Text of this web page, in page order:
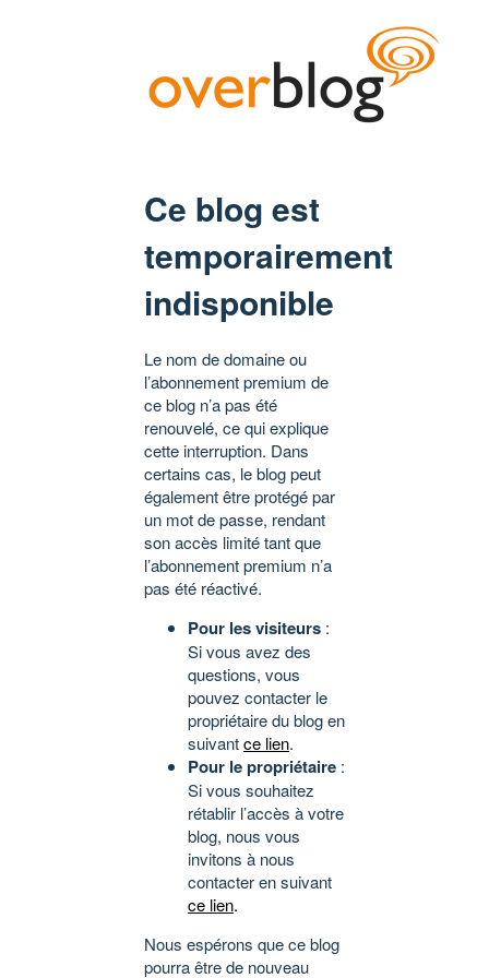
Ce blog est
temporairement
indisponible
Le nom de domaine ou
l’abonnement premium de
ce blog n’a pas été
renouvelé, ce qui explique
cette interruption. Dans
certains cas, le blog peut
également être protégé par
un mot de passe, rendant
son accès limité tant que
l’abonnement premium n’a
pas été réactivé.
Pour les visiteurs :
Si vous avez des
questions, vous
pouvez contacter le
propriétaire du blog en
suivantce lien.
Pour le propriétaire :
Si vous souhaitez
rétablir l’accès à votre
blog, nous vous
invitons à nous
contacter en suivant
ce lien.
Nous espérons que ce blog
pourra être de nouveau